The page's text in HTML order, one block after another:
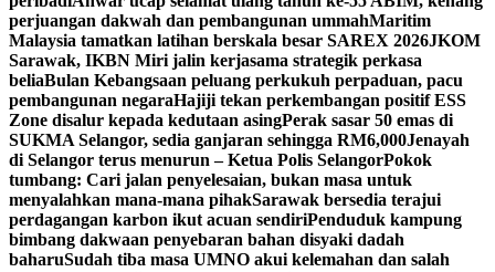
perjuangan dakwah dan pembangunan ummahMaritim
Malaysia tamatkan latihan berskala besar SAREX 2026JKOM
Sarawak, IKBN Miri jalin kerjasama strategik perkasa
beliaBulan Kebangsaan peluang perkukuh perpaduan, pacu
pembangunan negaraHajiji tekan perkembangan positif ESS
Zone disalur kepada kedutaan asingPerak sasar 50 emas di
SUKMA Selangor, sedia ganjaran sehingga RM6,000Jenayah
di Selangor terus menurun – Ketua Polis SelangorPokok
tumbang: Cari jalan penyelesaian, bukan masa untuk
menyalahkan mana-mana pihakSarawak bersedia terajui
perdagangan karbon ikut acuan sendiriPenduduk kampung
bimbang dakwaan penyebaran bahan disyaki dadah
baharuSudah tiba masa UMNO akui kelemahan dan salah